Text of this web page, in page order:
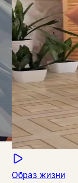
Образ жизни